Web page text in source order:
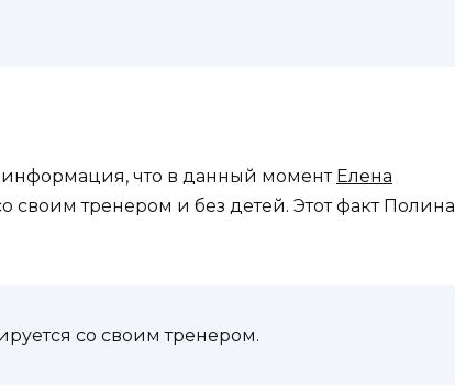
информация, что в данный момент Елена
своим тренером и без детей. Этот факт Полина
со своим тренером.